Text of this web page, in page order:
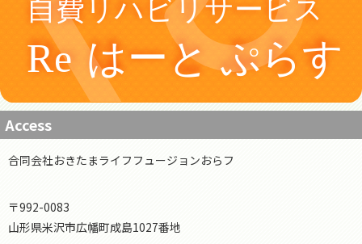
Access
合同会社おきたまライフフュージョンおらフ
〒992-0083
山形県米沢市広幡町成島1027番地